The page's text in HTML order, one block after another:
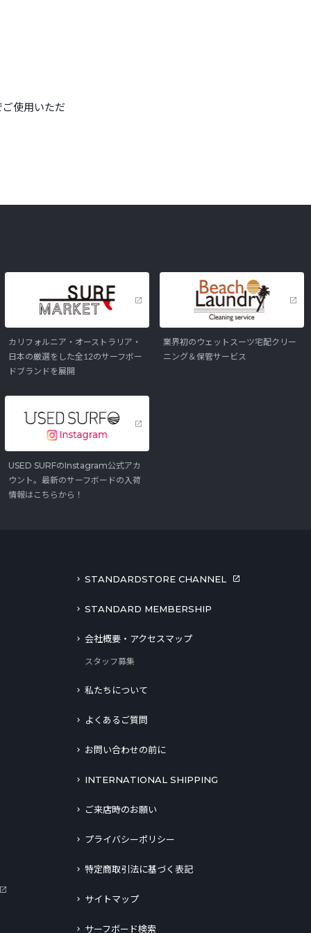
使用いただ
カリフォルニア・オーストラリア・
日本の厳選をした全12のサーフボー
ドブランドを展開
業界初のウェットスーツ宅配クリー
ニング＆保管サービス
USED SURFのInstagram公式アカ
ウント。最新のサーフボードの入荷
情報はこちらから！
STANDARDSTORE CHANNEL
STANDARD MEMBERSHIP
会社概要・アクセスマップ
スタッフ募集
私たちについて
よくあるご質問
お問い合わせの前に
INTERNATIONAL SHIPPING
ご来店時のお願い
プライバシーポリシー
特定商取引法に基づく表記
サイトマップ
サーフボード検索